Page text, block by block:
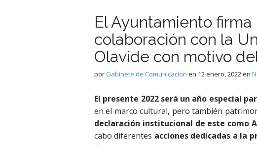
El Ayuntamiento
colaboración con la
Olavide con motivo
por Gabinete de Comunicación en 12 enero, 2022en
El presente 2022 será un año especial
en el marco cultural, pero también
declaración institucional de este como
cabo diferentes acciones dedicadas a la